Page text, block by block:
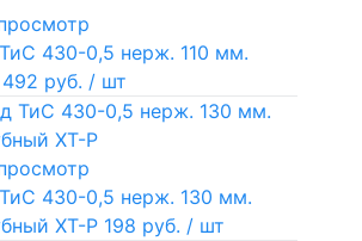
430-0,5 нерж. 110 мм.
492 руб. / шт
430-0,5 нерж. 130 мм.
ХТ-Р 198 руб. / шт